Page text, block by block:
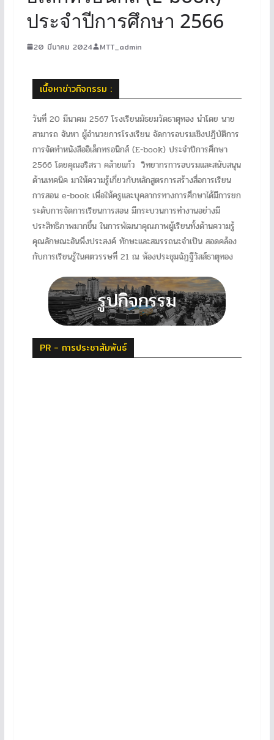
ประจำปีการศึกษา 2566
20 มีนาคม 2024 MTT_admin
เนื้อหาข่าวกิจกรรม :
วันที่ 20 มีนาคม 2567 โรงเรียนมัธยมวัดธาตุทอง นำโดย นาย
สามารถ จันหา ผู้อำนวยการโรงเรียน จัดการอบรมเชิงปฏิบัติการ
การจัดทำหนังสืออิเล็กทรอนิกส์ (E-book) ประจำปีการศึกษา
2566 โดยคุณอริสรา คล้ายแก้ว วิทยากรการอบรมและสนับสนุน
ด้านเทคนิค มาให้ความรู้เกี่ยวกับหลักสูตรการสร้างสื่อการเรียน
การสอน e-book เพื่อให้ครูและบุคลากรทางการศึกษาได้มีการยก
ระดับการจัดการเรียนการสอน มีกระบวนการทำงานอย่างมี
ประสิทธิภาพมากขึ้น ในการพัฒนาคุณภาพผู้เรียนทั้งด้านความรู้
คุณลักษณะอันพึงประสงค์ ทักษะและสมรรถนะจำเป็น สอดคล้อง
กับการเรียนรู้ในศตวรรษที่ 21 ณ ห้องประชุมฉัฏฐีวัสส์ธาตุทอง
PR - การประชาสัมพันธ์